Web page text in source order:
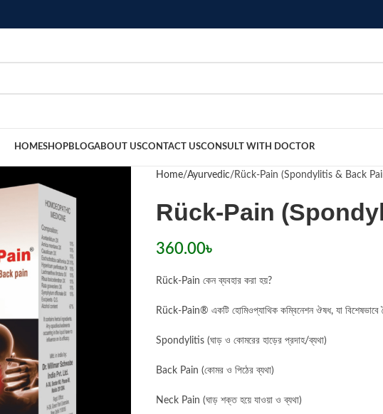
HOMESHOPBLOGABOUT USCONTACT USCONSULT WITH DOCTOR
Home Ayurvedic Rück-Pain (Spondylitis & Back
Rück-Pain
360.00৳
Rück-Pain কেন ব্যবহার করা হয়?
Rück-Pain® একটি হোমিওপ্যাথিক কম্বিনেশন ঔষধ, যা বিশেষভাবে
Spondylitis (ঘাড় ও কোমরের হাড়ের প্রদাহ/ব্যথা)
Back Pain (কোমর ও পিঠের ব্যথা)
Neck Pain (ঘাড় শক্ত হয়ে যাওয়া ও ব্যথা)